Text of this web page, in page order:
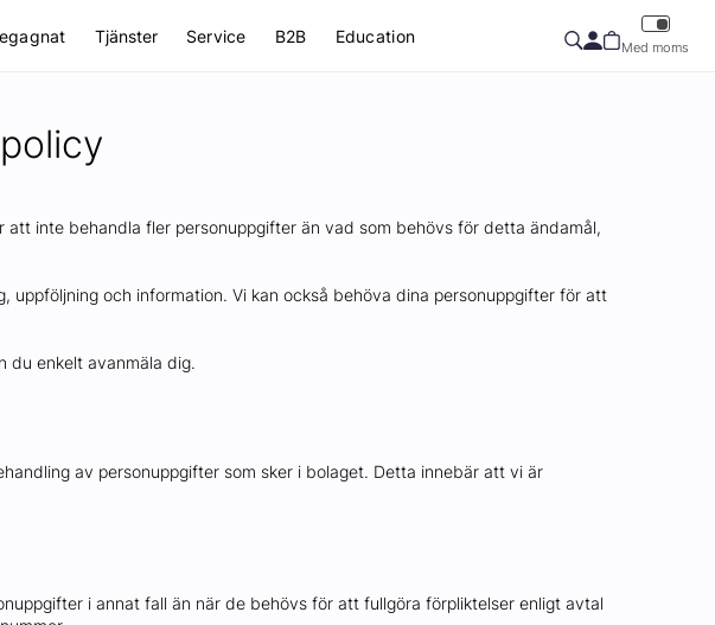
Tjänster Service B2B Education
Med moms
inte behandla fler personuppgifter än vad som behövs för detta ändamål,
och information. Vi kan också behöva dina personuppgifter för att
du enkelt avanmäla dig.
av personuppgifter som sker i bolaget. Detta innebär att vi är
i annat fall än när de behövs för att fullgöra förpliktelser enligt avtal